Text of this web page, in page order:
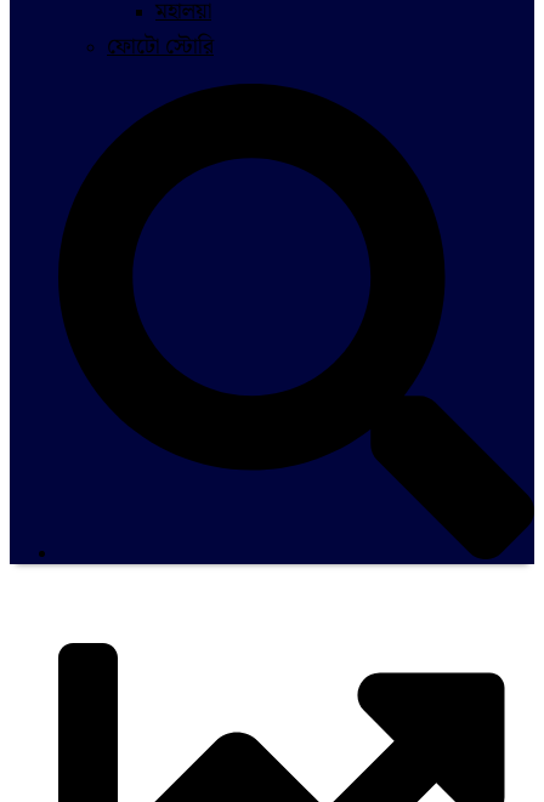
মহালয়া
ফোটো স্টোরি